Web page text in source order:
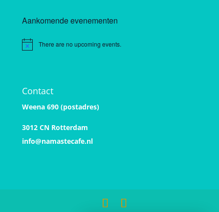
Aankomende evenementen
Notice There are no upcoming events.
Contact
Weena 690 (postadres)
3012 CN Rotterdam
info@namastecafe.nl